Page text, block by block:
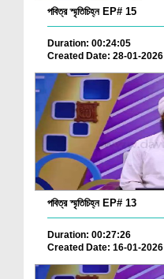
পবিত্র স্মৃতিচিহ্ন EP# 15
Duration: 00:24:05
Created Date: 28-01-2026
পবিত্র স্মৃতিচিহ্ন EP# 13
Duration: 00:27:26
Created Date: 16-01-2026